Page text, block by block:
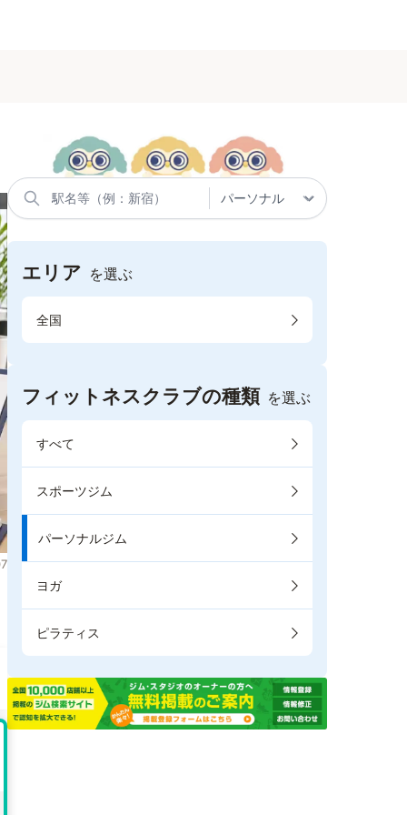
エリア を選ぶ
全国
フィットネスクラブの種類 を選ぶ
すべて
スポーツジム
パーソナルジム
ヨガ
ピラティス